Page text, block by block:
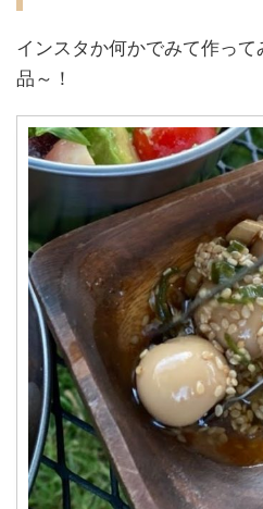
インスタか何かでみて作っ
品～！